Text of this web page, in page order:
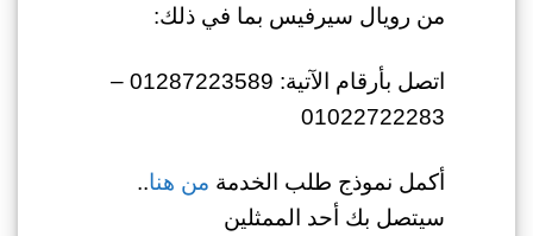
من رويال سيرفيس بما في ذلك:
اتصل بأرقام الآتية: 01287223589 –
01022722283
أكمل نموذج طلب الخدمة من هنا..
سيتصل بك أحد الممثلين